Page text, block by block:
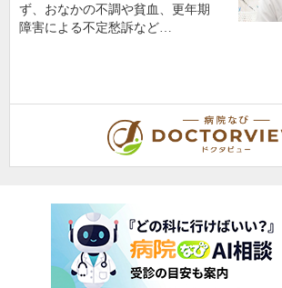
ず、おなかの不調や貧血、更年期
障害による不定愁訴など…